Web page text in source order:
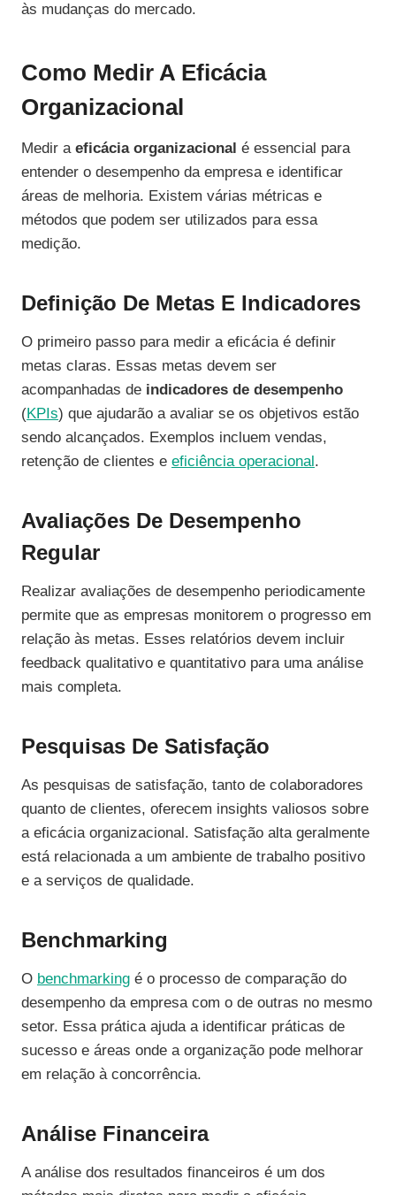
às mudanças do mercado.
Como Medir A Eficácia
Organizacional
Medir a eficácia organizacional é essencial para
entender o desempenho da empresa e identificar
áreas de melhoria. Existem várias métricas e
métodos que podem ser utilizados para essa
medição.
Definição De Metas E Indicadores
O primeiro passo para medir a eficácia é definir
metas claras. Essas metas devem ser
acompanhadas de indicadores de desempenho
(KPIs) que ajudarão a avaliar se os objetivos estão
sendo alcançados. Exemplos incluem vendas,
retenção de clientes e eficiência operacional .
Avaliações De Desempenho
Regular
Realizar avaliações de desempenho periodicamente
permite que as empresas monitorem o progresso em
relação às metas. Esses relatórios devem incluir
feedback qualitativo e quantitativo para uma análise
mais completa.
Pesquisas De Satisfação
As pesquisas de satisfação, tanto de colaboradores
quanto de clientes, oferecem insights valiosos sobre
a eficácia organizacional. Satisfação alta geralmente
está relacionada a um ambiente de trabalho positivo
e a serviços de qualidade.
Benchmarking
O benchmarking é o processo de comparação do
desempenho da empresa com o de outras no mesmo
setor. Essa prática ajuda a identificar práticas de
sucesso e áreas onde a organização pode melhorar
em relação à concorrência.
Análise Financeira
A análise dos resultados financeiros é um dos